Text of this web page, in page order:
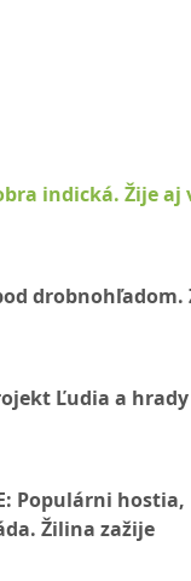
indická. Žije aj
drobnohľadom.
Ľudia a hrady
Populárni
Žilina zažije